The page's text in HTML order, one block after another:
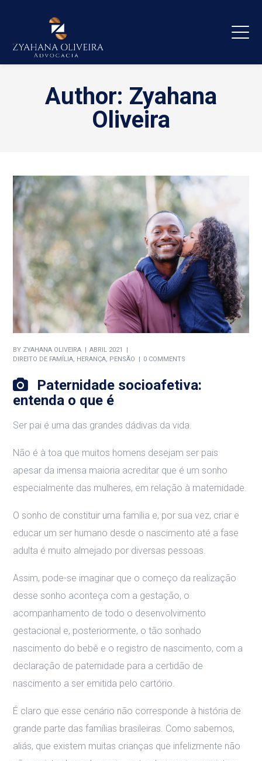
Author: Zyahana
Oliveira
BY ZYAHANA OLIVEIRA
ABRIL 2021
DIREITO DE FAMÍLIA, HERANÇA, PENSÃO 0 COMMENTS
Paternidade socioafetiva:
entenda o que é
Ser pai é uma das grandes dádivas da vida.
Não é à toa que muitos homens desejam ser pais
apesar da imensa maioria acreditar que é um sonho
especialmente das mulheres, em relação à maternidade.
O sonho de constituir uma família e, por sua vez, criar e
educar um ser humano desde o nascimento até a fase
adulta é muito almejado por diversas pessoas.
Assim, pode-se imaginar que o começo da realização
desse sonho aconteça com a gestação, o
acompanhamento de todo o desenvolvimento
gestacional e, posteriormente, o tão sonhado
nascimento do bebê e o registro de nascimento, com a
declaração de paternidade para a certidão de
nascimento a ser emitida pelo cartório.
É claro que esse cenário não corresponde à história de
grande parte das famílias brasileiras. Como sabemos,
aliás, que existem muitas crianças que infelizmente não